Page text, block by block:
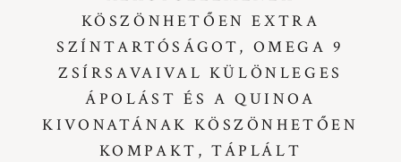
KÖSZÖNHETŐEN EXTRA
SZÍNTARTÓSÁGOT, OMEGA 9
ZSÍRSAVAIVAL KÜLÖNLEGES
ÁPOLÁST ÉS A QUINOA
KIVONATÁNAK KÖSZÖNHETŐEN
KOMPAKT, TÁPLÁLT